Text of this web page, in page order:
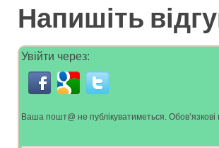
Напишіть
Увійти через:
Ваша пошт@ не публікуватиметься.